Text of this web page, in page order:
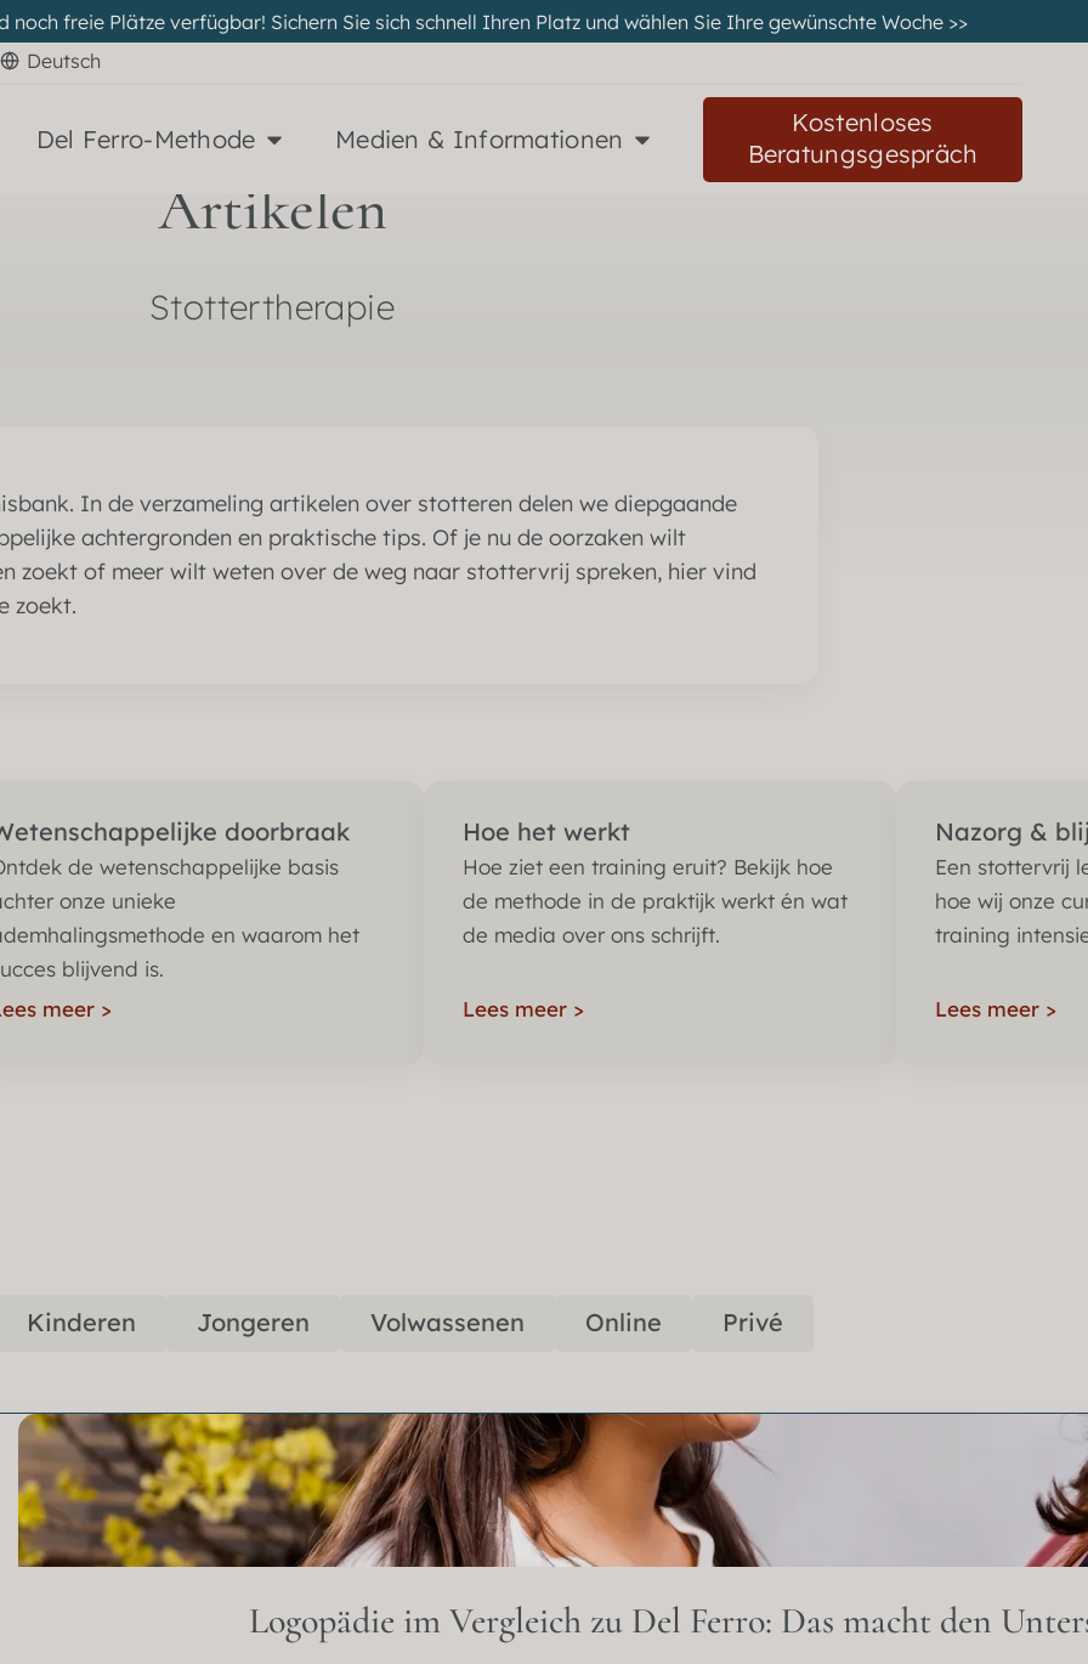
freie Plätze verfügbar! Sichern Sie sich schnell Ihren Platz und wählen Sie Ihre gewünschte Woche >>
Deutsch
Del Ferro-Methode Medien & Informationen
Kostenloses
Beratungsgespräch
Artikelen
Stottertherapie
In de verzameling artikelen over stotteren delen we diepgaande
achtergronden en praktische tips. Of je nu de oorzaken wilt
zoekt of meer wilt weten over de weg naar stottervrij spreken, hier vind
zoekt.
doorbraak
de wetenschappelijke basis
onze unieke
en waarom het
blijvend is.
meer >
Hoe het werkt
Hoe ziet een training eruit? Bekijk hoe
de methode in de praktijk werkt én wat
de media over ons schrijft.
Lees meer >
Nazorg &
Een stottervrij
hoe wij onze
training
Lees meer >
Kinderen Jongeren Volwassenen Online Privé
Logopädie im Vergleich zu Del Ferro: Das macht den